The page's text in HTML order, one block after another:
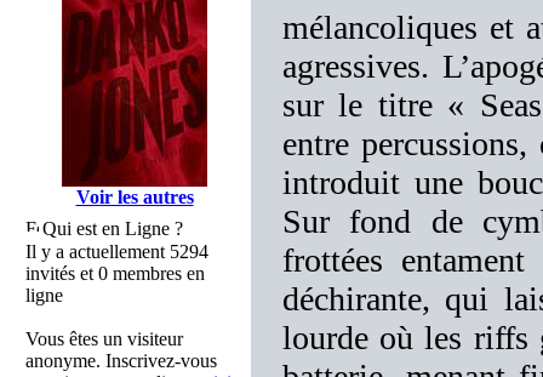
Voir les autres
Qui est en Ligne ?
Il y a actuellement 5294
invités et 0 membres en
ligne
Vous êtes un visiteur
anonyme. Inscrivez-vous
mélancoliques et
agressives.
sur le titre «
entre
introduit une
Sur fond de
frottées
déchirante, qui
lourde où les riffs